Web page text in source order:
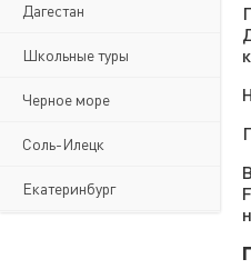
Дагестан
Школьные туры
Черное море
Соль-Илецк
Екатеринбург